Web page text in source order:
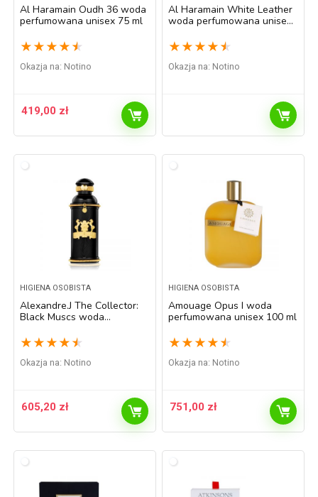
Al Haramain Oudh 36 woda
perfumowana unisex 75 ml
★ ★ ★ ★ ★
Okazja na: Notino
419,00 zł
Al Haramain White Leather
woda perfumowana unisex
★ ★ ★ ★ ★
Okazja na: Notino
HIGIENA OSOBISTA
Alexandre.J The Collector:
Black Muscs woda
★ ★ ★ ★ ★
Okazja na: Notino
605,20 zł
HIGIENA OSOBISTA
Amouage Opus I woda
perfumowana unisex 100 ml
★ ★ ★ ★ ★
Okazja na: Notino
751,00 zł